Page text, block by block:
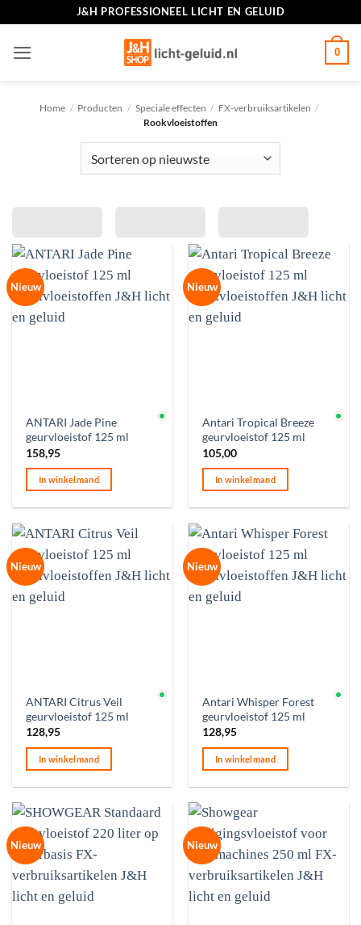
inhoud
J&H PROFESSIONEEL LICHT EN GELUID
0
Home / Producten / Speciale effecten / FX-verbruiksartikelen /
Rookvloeistoffen
Nieuw
Op voorraad
ANTARI Jade Pine
geurvloeistof 125 ml
158,95
In winkelmand
Nieuw
Op voorraad
Antari Tropical Breeze
geurvloeistof 125 ml
105,00
In winkelmand
Nieuw
Op voorraad
ANTARI Citrus Veil
geurvloeistof 125 ml
128,95
In winkelmand
Nieuw
Op voorraad
Antari Whisper Forest
geurvloeistof 125 ml
128,95
In winkelmand
Nieuw Nieuw